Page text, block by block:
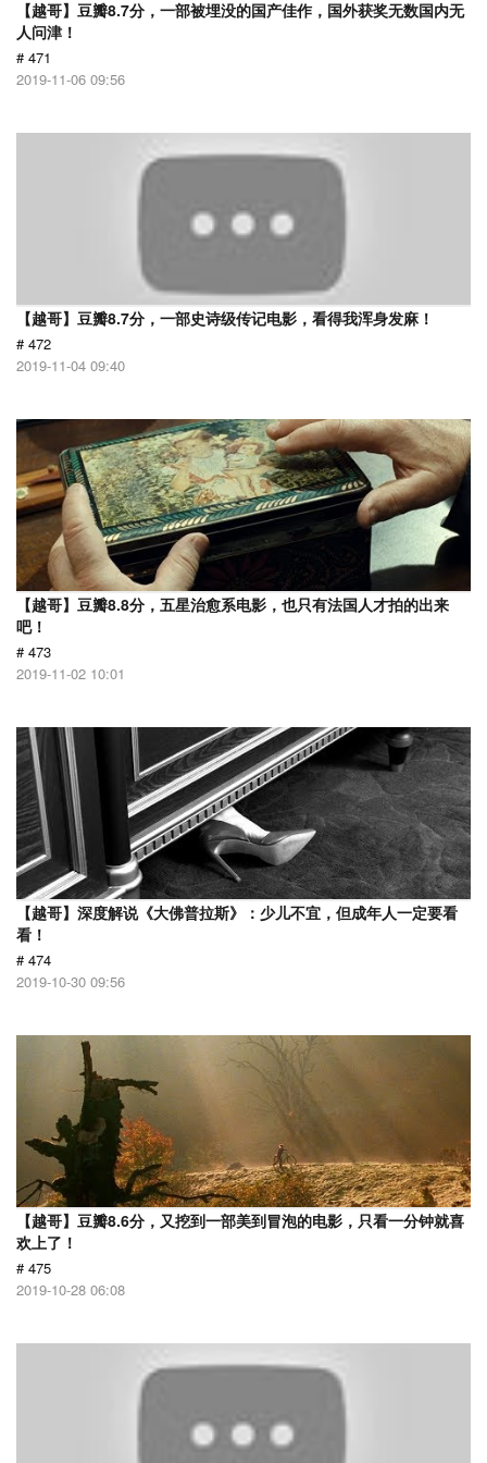
【越哥】豆瓣8.7分，一部被埋没的国产佳作，国外获奖无数国内无
人问津！
# 471
2019-11-06 09:56
【越哥】豆瓣8.7分，一部史诗级传记电影，看得我浑身发麻！
# 472
2019-11-04 09:40
【越哥】豆瓣8.8分，五星治愈系电影，也只有法国人才拍的出来
吧！
# 473
2019-11-02 10:01
【越哥】深度解说《大佛普拉斯》：少儿不宜，但成年人一定要看
看！
# 474
2019-10-30 09:56
【越哥】豆瓣8.6分，又挖到一部美到冒泡的电影，只看一分钟就喜
欢上了！
# 475
2019-10-28 06:08